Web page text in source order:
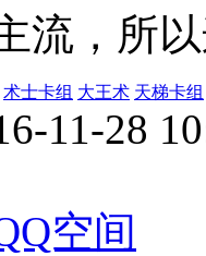
流，所
术士卡组 大王术 天梯卡组
11-28
空间